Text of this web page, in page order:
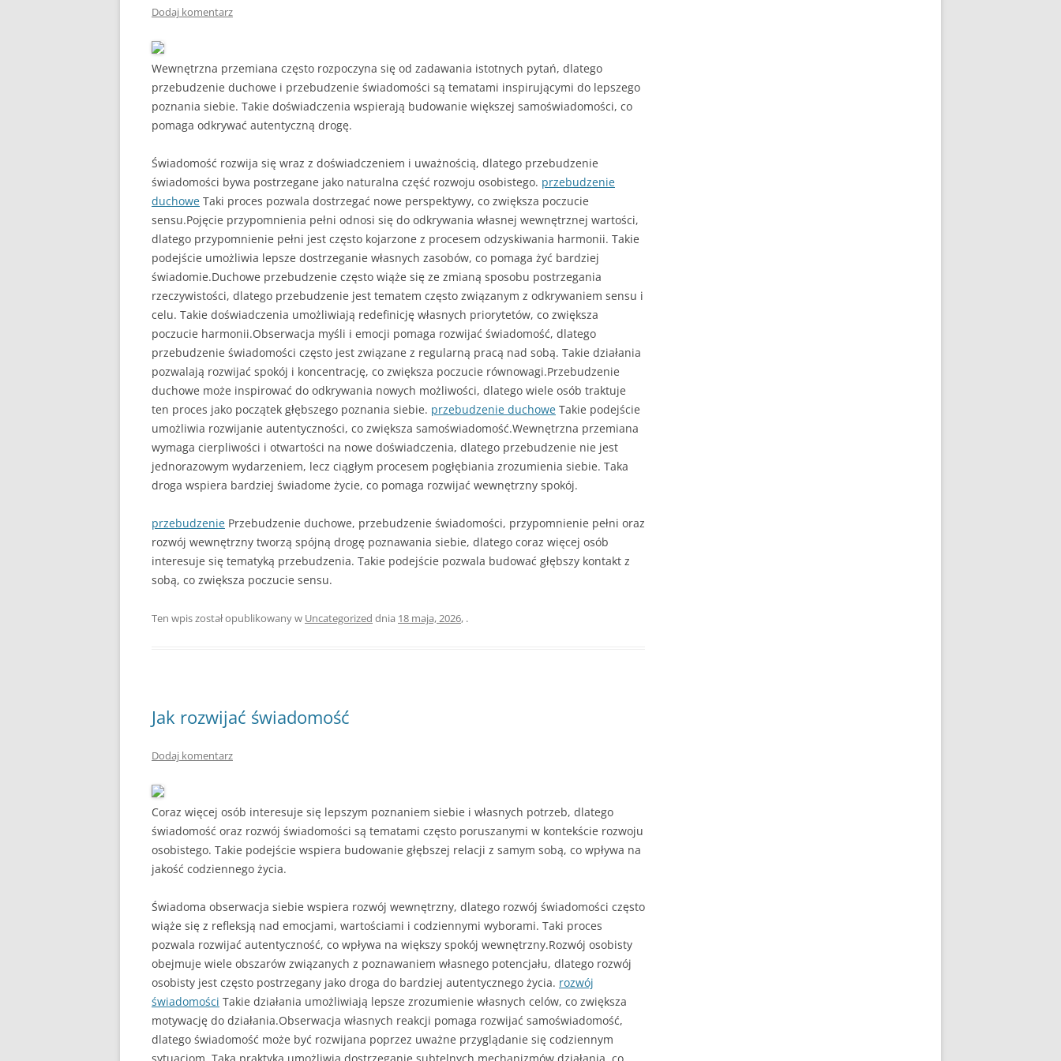
Dodaj komentarz
Wewnętrzna przemiana często rozpoczyna się od zadawania istotnych pytań, dlatego
przebudzenie duchowe i przebudzenie świadomości są tematami inspirującymi do lepszego
poznania siebie. Takie doświadczenia wspierają budowanie większej samoświadomości, co
pomaga odkrywać autentyczną drogę.
Świadomość rozwija się wraz z doświadczeniem i uważnością, dlatego przebudzenie
świadomości bywa postrzegane jako naturalna część rozwoju osobistego. przebudzenie
duchowe Taki proces pozwala dostrzegać nowe perspektywy, co zwiększa poczucie
sensu.Pojęcie przypomnienia pełni odnosi się do odkrywania własnej wewnętrznej wartości,
dlatego przypomnienie pełni jest często kojarzone z procesem odzyskiwania harmonii. Takie
podejście umożliwia lepsze dostrzeganie własnych zasobów, co pomaga żyć bardziej
świadomie.Duchowe przebudzenie często wiąże się ze zmianą sposobu postrzegania
rzeczywistości, dlatego przebudzenie jest tematem często związanym z odkrywaniem sensu i
celu. Takie doświadczenia umożliwiają redefinicję własnych priorytetów, co zwiększa
poczucie harmonii.Obserwacja myśli i emocji pomaga rozwijać świadomość, dlatego
przebudzenie świadomości często jest związane z regularną pracą nad sobą. Takie działania
pozwalają rozwijać spokój i koncentrację, co zwiększa poczucie równowagi.Przebudzenie
duchowe może inspirować do odkrywania nowych możliwości, dlatego wiele osób traktuje
ten proces jako początek głębszego poznania siebie. przebudzenie duchowe Takie podejście
umożliwia rozwijanie autentyczności, co zwiększa samoświadomość.Wewnętrzna przemiana
wymaga cierpliwości i otwartości na nowe doświadczenia, dlatego przebudzenie nie jest
jednorazowym wydarzeniem, lecz ciągłym procesem pogłębiania zrozumienia siebie. Taka
droga wspiera bardziej świadome życie, co pomaga rozwijać wewnętrzny spokój.
przebudzenie Przebudzenie duchowe, przebudzenie świadomości, przypomnienie pełni oraz
rozwój wewnętrzny tworzą spójną drogę poznawania siebie, dlatego coraz więcej osób
interesuje się tematyką przebudzenia. Takie podejście pozwala budować głębszy kontakt z
sobą, co zwiększa poczucie sensu.
Ten wpis został opublikowany w Uncategorized dnia 18 maja, 2026, .
Jak rozwijać świadomość
Dodaj komentarz
Coraz więcej osób interesuje się lepszym poznaniem siebie i własnych potrzeb, dlatego
świadomość oraz rozwój świadomości są tematami często poruszanymi w kontekście rozwoju
osobistego. Takie podejście wspiera budowanie głębszej relacji z samym sobą, co wpływa na
jakość codziennego życia.
Świadoma obserwacja siebie wspiera rozwój wewnętrzny, dlatego rozwój świadomości często
wiąże się z refleksją nad emocjami, wartościami i codziennymi wyborami. Taki proces
pozwala rozwijać autentyczność, co wpływa na większy spokój wewnętrzny.Rozwój osobisty
obejmuje wiele obszarów związanych z poznawaniem własnego potencjału, dlatego rozwój
osobisty jest często postrzegany jako droga do bardziej autentycznego życia. rozwój
świadomości Takie działania umożliwiają lepsze zrozumienie własnych celów, co zwiększa
motywację do działania.Obserwacja własnych reakcji pomaga rozwijać samoświadomość,
dlatego świadomość może być rozwijana poprzez uważne przyglądanie się codziennym